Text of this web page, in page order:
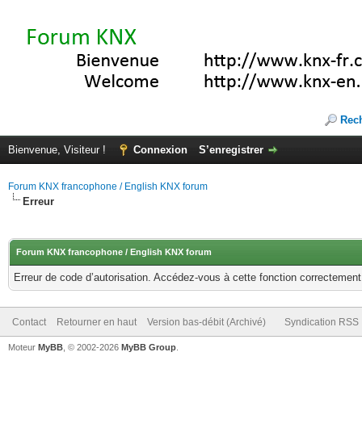
Bienvenue, Visiteur ! Connexion S’enregistrer
Forum KNX francophone / English KNX forum
Erreur
Forum KNX francophone / English KNX forum
Erreur de code d’autorisation. Accédez-vous à cette fonction
Contact Retourner en haut Version bas-débit (Archivé) Syndication RSS
Moteur MyBB , © 2002-2026 MyBB Group